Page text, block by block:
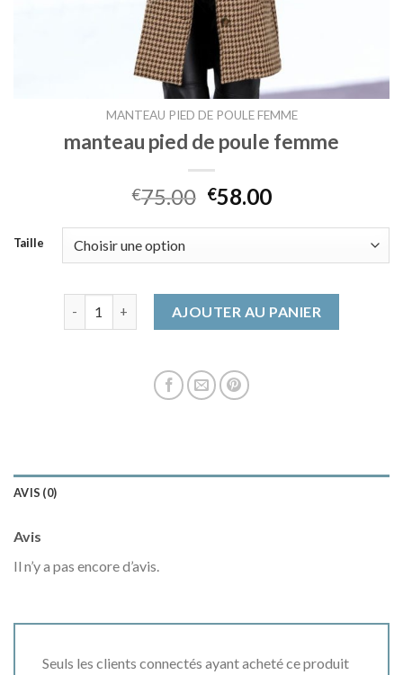
MANTEAU PIED DE POULE FEMME
manteau pied de poule femme
€75.00 €58.00
Taille
AJOUTER AU PANIER
AVIS (0)
Avis
Il n’y a pas encore d’avis.
Seuls les clients connectés ayant acheté ce produit